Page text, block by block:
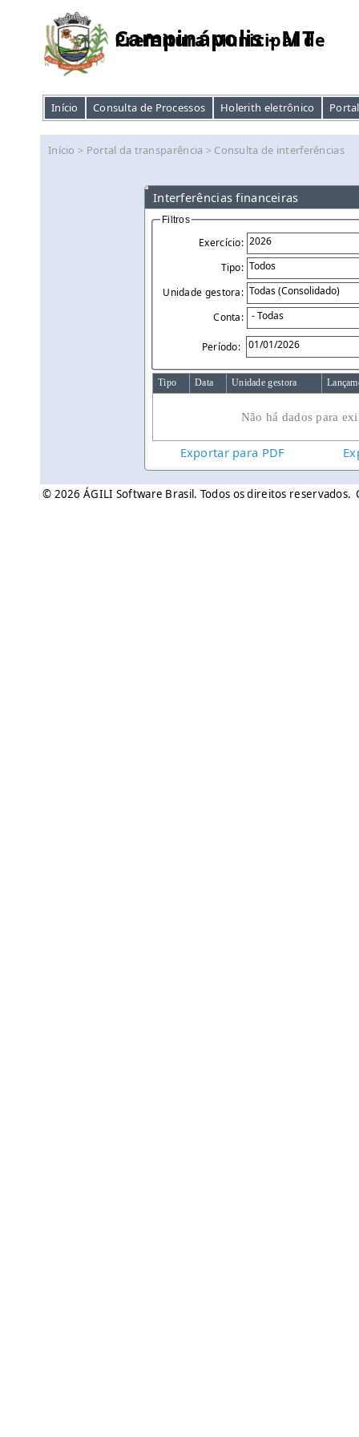
Prefeitura Municipal de
Campinápolis - MT
Início Consulta de Processos Holerith eletrônico
Início > Portal da transparência > Consulta de interferências
Interferências financeiras
Filtros
Exercício:
Tipo:
Unidade gestora:
Conta:
Período:
Tipo Data Unidade gestora
Não há dados para
Exportar para PDF
© 2026 ÁGILI Software Brasil. Todos os direitos reservados.